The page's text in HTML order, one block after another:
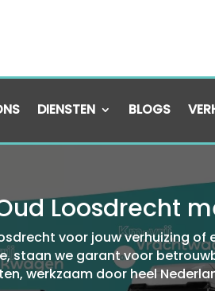
DIENSTEN BLOGS
Loosdrecht
voor jouw verhuizing
staan we garant voor
werkzaam door heel